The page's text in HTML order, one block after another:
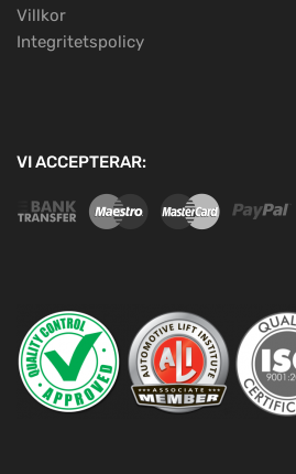
Villkor
Integritetspolicy
VI ACCEPTERAR: